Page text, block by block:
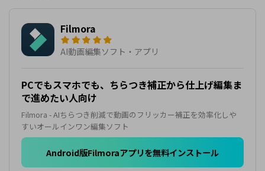
Filmora
AI動画編集ソフト・アプリ
PCでもスマホでも、ちらつき補正から仕上げ編集ま
で進めたい人向け
Filmora - AIちらつき削減で動画のフリッカー補正を効率化しや
すいオールインワン編集ソフト
Android版Filmoraアプリを無料インストール